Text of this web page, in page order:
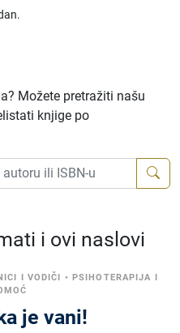
Možete pretražiti našu
knjige po
i ovi naslovi
I VODIČI • PSIHOTERAPIJA I
je vani!